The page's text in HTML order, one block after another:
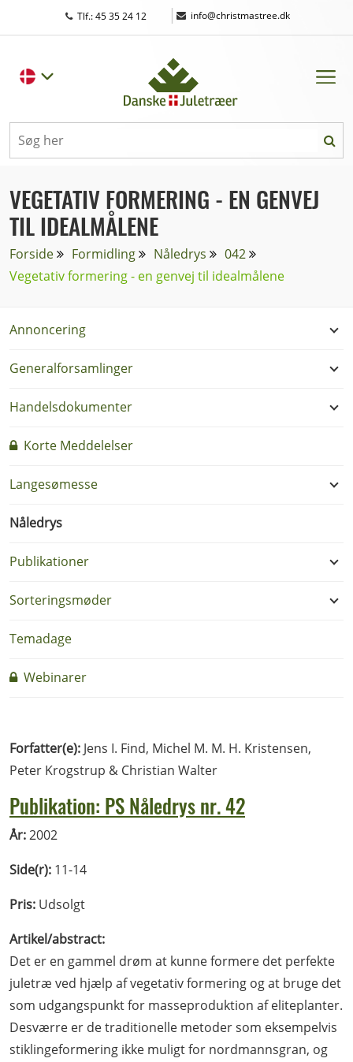
Tlf.: 45 35 24 12 | info@christmastree.dk
VEGETATIV FORMERING - EN GENVEJ
TIL IDEALMÅLENE
Forside Formidling Nåledrys
042
Vegetativ formering - en genvej til idealmålene
Annoncering
Generalforsamlinger
Handelsdokumenter
Korte Meddelelser
Langesømesse
Nåledrys
Publikationer
Sorteringsmøder
Temadage
Webinarer
Forfatter(e): Jens I. Find, Michel M. M. H. Kristensen,
Peter Krogstrup & Christian Walter
Publikation: PS Nåledrys nr. 42
År:2002
Side(r): 11-14
Pris: Udsolgt
Artikel/abstract:
Det er en gammel drøm at kunne formere det perfekte
juletræ ved hjælp af vegetativ formering og at bruge det
som udgangspunkt for masseproduktion af eliteplanter.
Desværre er de traditionelle metoder som eksempelvis
stiklingeformering ikke muligt for nordmannsgran, og